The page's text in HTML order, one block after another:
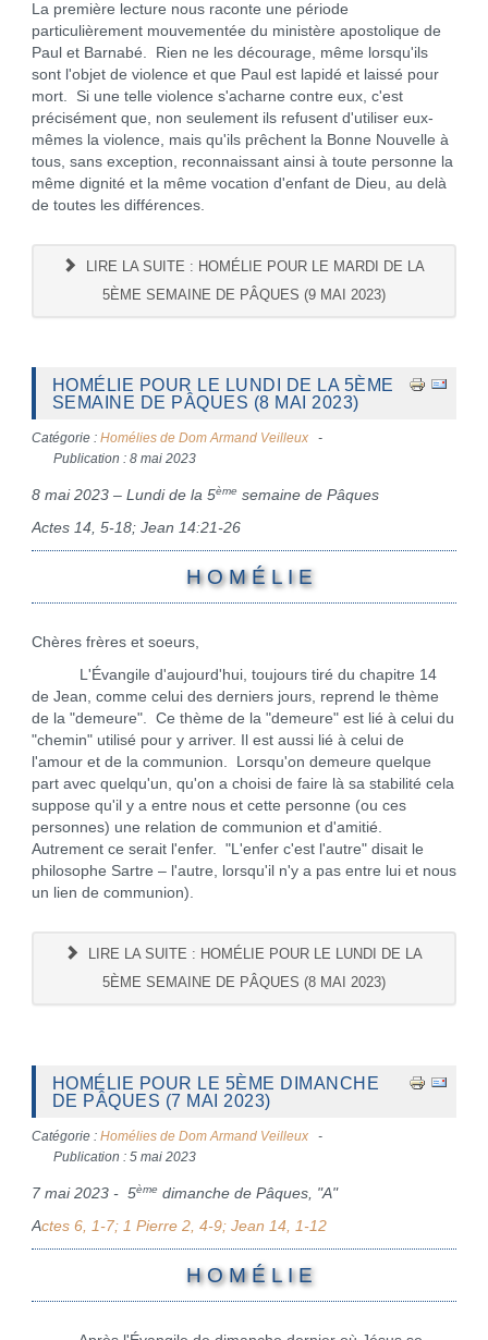
La première lecture nous raconte une période
particulièrement mouvementée du ministère apostolique de
Paul et Barnabé. Rien ne les décourage, même lorsqu'ils
sont l'objet de violence et que Paul est lapidé et laissé pour
mort. Si une telle violence s'acharne contre eux, c'est
précisément que, non seulement ils refusent d'utiliser eux-
mêmes la violence, mais qu'ils prêchent la Bonne Nouvelle à
tous, sans exception, reconnaissant ainsi à toute personne la
même dignité et la même vocation d'enfant de Dieu, au delà
de toutes les différences.
LIRE LA SUITE : HOMÉLIE POUR LE MARDI DE LA
5ÈME SEMAINE DE PÂQUES (9 MAI 2023)
HOMÉLIE POUR LE LUNDI DE LA 5ÈME
SEMAINE DE PÂQUES (8 MAI 2023)
Catégorie : Homélies de Dom Armand Veilleux
Publication : 8 mai 2023
8 mai 2023 – Lundi de la 5ème semaine de Pâques
Actes 14, 5-18; Jean 14:21-26
H O M É L I E
Chères frères et soeurs,
L'Évangile d'aujourd'hui, toujours tiré du chapitre 14
de Jean, comme celui des derniers jours, reprend le thème
de la "demeure". Ce thème de la "demeure" est lié à celui du
"chemin" utilisé pour y arriver. Il est aussi lié à celui de
l'amour et de la communion. Lorsqu'on demeure quelque
part avec quelqu'un, qu'on a choisi de faire là sa stabilité cela
suppose qu'il y a entre nous et cette personne (ou ces
personnes) une relation de communion et d'amitié.
Autrement ce serait l'enfer. "L'enfer c'est l'autre" disait le
philosophe Sartre – l'autre, lorsqu'il n'y a pas entre lui et nous
un lien de communion).
LIRE LA SUITE : HOMÉLIE POUR LE LUNDI DE LA
5ÈME SEMAINE DE PÂQUES (8 MAI 2023)
HOMÉLIE POUR LE 5ÈME DIMANCHE
DE PÂQUES (7 MAI 2023)
Catégorie : Homélies de Dom Armand Veilleux
Publication : 5 mai 2023
7 mai 2023 - 5ème dimanche de Pâques, "A"
Actes 6, 1-7; 1 Pierre 2, 4-9; Jean 14, 1-12
H O M É L I E